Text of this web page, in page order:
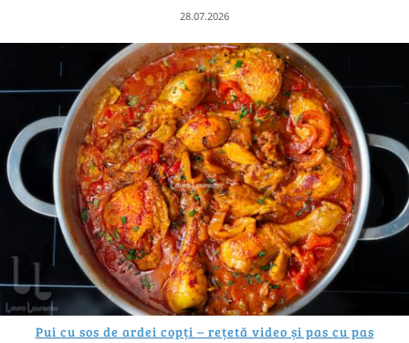
28.07.2026
Pui cu sos de ardei copți – rețetă video și pas cu pas